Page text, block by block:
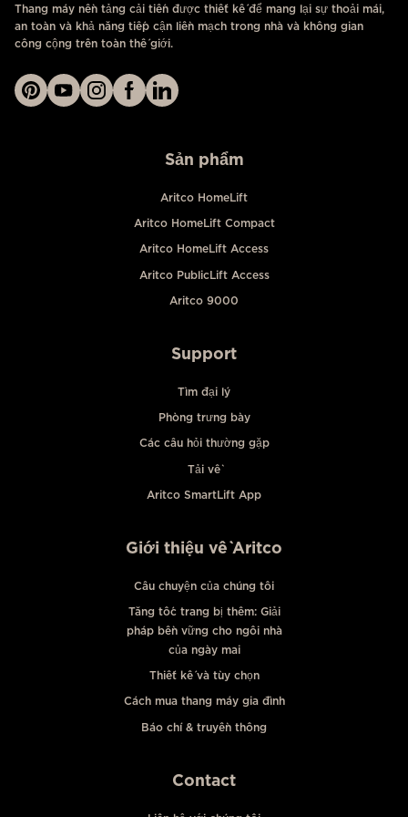
Thang máy nền tảng cải tiến được thiết kế để mang lại sự thoải mái,
an toàn và khả năng tiếp cận liền mạch trong nhà và không gian
công cộng trên toàn thế giới.
Sản phẩm
Aritco HomeLift
Aritco HomeLift Compact
Aritco HomeLift Access
Aritco PublicLift Access
Aritco 9000
Support
Tìm đại lý
Phòng trưng bày
Các câu hỏi thường gặp
Tải về
Aritco SmartLift App
Giới thiệu về Aritco
Câu chuyện của chúng tôi
Tăng tốc trang bị thêm: Giải
pháp bền vững cho ngôi nhà
của ngày mai
Thiết kế và tùy chọn
Cách mua thang máy gia đình
Báo chí & truyền thông
Contact